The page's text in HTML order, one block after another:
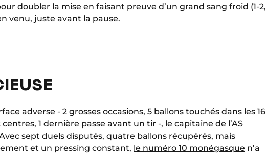
doubler la mise en faisant preuve d’un grand sang froid (1-2,
venu, juste avant la pause.
adverse - 2 grosses occasions, 5 ballons touchés dans les 16
1 dernière passe avant un tir -, le capitaine de l’AS
sept duels disputés, quatre ballons récupérés, mais
et un pressing constant, le numéro 10 monégasque n’a